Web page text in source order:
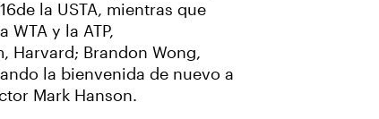
la USTA, mientras que
y la ATP,
Harvard; Brandon Wong,
la bienvenida de nuevo a
Mark Hanson.